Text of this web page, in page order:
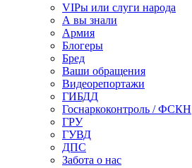
VIPы или слуги народа
А вы знали
Армия
Блогеры
Бред
Ваши обращения
Видеорепортажи
ГИБДД
Госнаркоконтроль / ФСКН
ГРУ
ГУВД
ДПС
Забота о нас